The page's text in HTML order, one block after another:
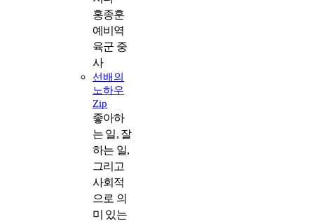
홍종훈
예비역
육군 중
사
선배의
노하우
Zip
좋아하
는 일, 잘
하는 일,
그리고
사회적
으로 의
미 있는